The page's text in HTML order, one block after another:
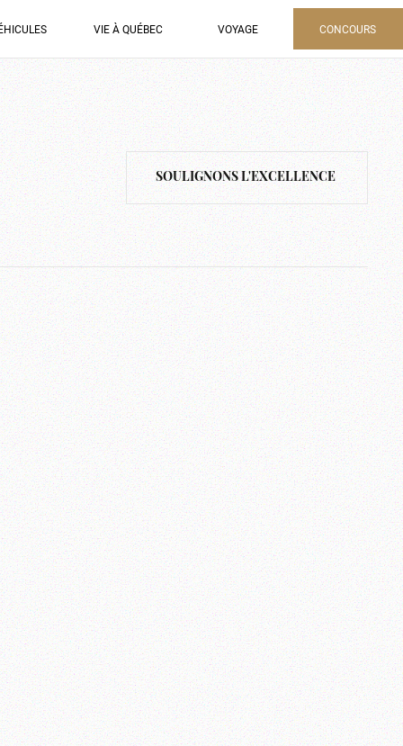
VIE À QUÉBEC VOYAGE CONCOURS
SOULIGNONS L'EXCELLENCE